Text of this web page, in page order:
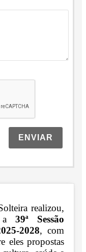
ENVIAR
realizou,
a39ª Sessão
2028, com
eles propostas